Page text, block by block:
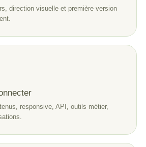
direction visuelle et première version
responsive, API, outils métier,